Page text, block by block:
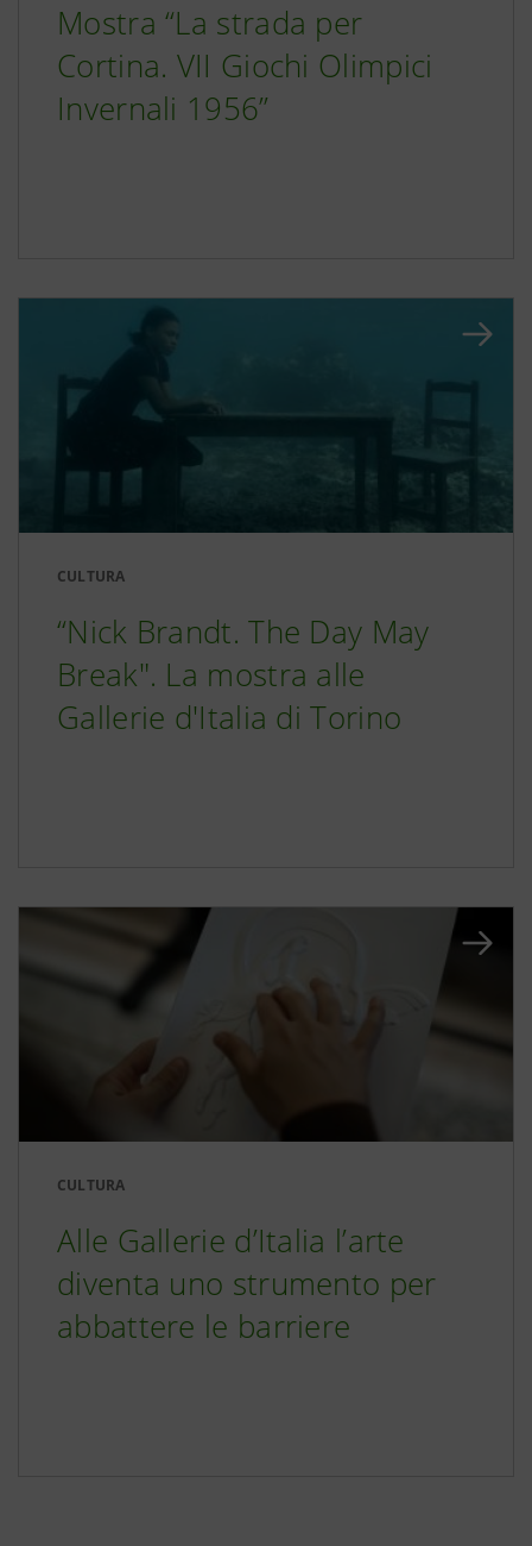
Mostra “La strada per
Cortina. VII Giochi Olimpici
Invernali 1956”
CULTURA
“Nick Brandt. The Day May
Break". La mostra alle
Gallerie d'Italia di Torino
CULTURA
Alle Gallerie d’Italia l’arte
diventa uno strumento per
abbattere le barriere